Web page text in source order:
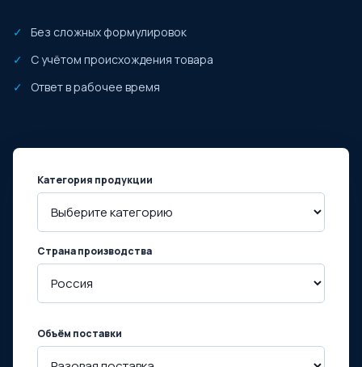
Без сложных формулировок
С учётом происхождения товара
Ответ в рабочее время
Категория продукции
Страна производства
Объём поставки